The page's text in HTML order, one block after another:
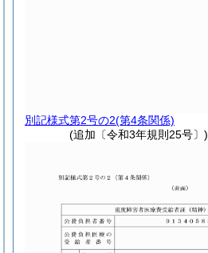
別記様式第2号の2(第4条関係)
(追加〔令和3年規則25号〕)